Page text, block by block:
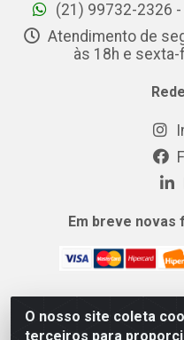
O nosso site coleta
terceiros para
(21) 99732-2326
Atendimento de
às 18h e
Em breve novas
MIX CERTO